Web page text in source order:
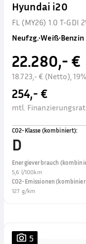
Hyundai i20
FL (MY26) 1.0 T-GDI
Neufzg.•Weiß•Benzin
22.280,- €
18.723,- € (Netto),
254,- €
mtl.
CO2-Klasse (kombiniert):
D
Energieverbrauch
5,6 l/100km
CO2-Emissionen
127 g/km
5